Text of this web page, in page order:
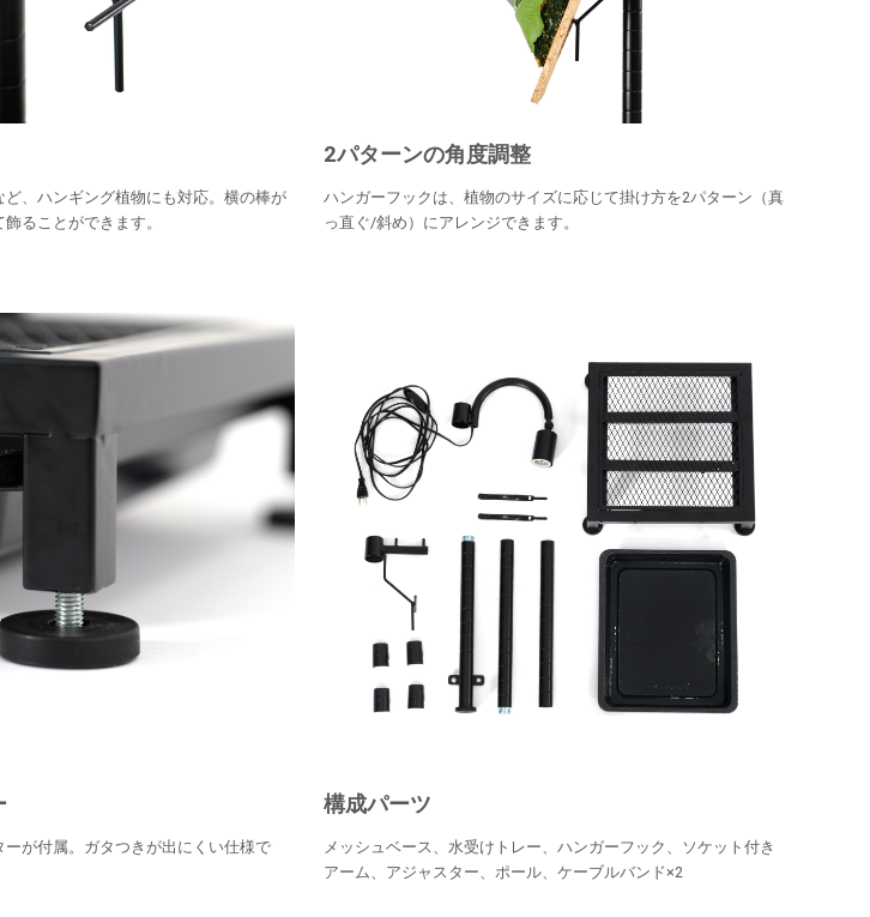
、ハンギング植物にも対応。横の棒が
ることができます。
2パターンの角度調整
ハンガーフックは、植物のサイズに応じて掛け方を2パターン（真
っ直ぐ/斜め）にアレンジできます。
が付属。ガタつきが出にくい仕様で
構成パーツ
メッシュベース、水受けトレー、ハンガーフック、ソケット付き
アーム、アジャスター、ポール、ケーブルバンド×2